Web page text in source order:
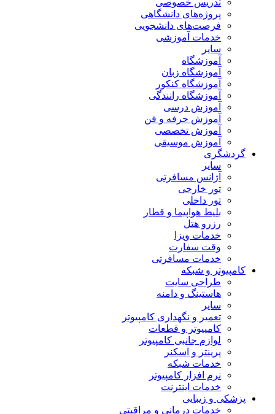
تدریس خصوصی
پروژه‌های دانشگاهی
فرصت‌های دانشجویی
خدمات آموزشی
سایر
آموزشگاه
آموزشگاه زبان
آموزشگاه کنکور
آموزشگاه رانندگی
آموزش درسی
آموزش حرفه و فن
آموزش تخصصی
آموزش موسیقی
گردشگری
سایر
آژانس مسافرتی
تور خارجی
تور داخلی
بلیط هواپیما و قطار
رزرو هتل
خدمات ویزا
وقت سفارت
خدمات مسافرتی
کامپیوتر و شبکه
طراحی سایت
هاستینگ و دامنه
سایر
تعمیر و نگهداری کامپیوتر
کامپیوتر و قطعات
لوازم جانبی کامپیوتر
پرینتر و اسکنر
خدمات شبکه
نرم افزار کامپیوتر
خدمات اینترنت
پزشکی و زیبایی
خدمات درمانی و مراقبتی